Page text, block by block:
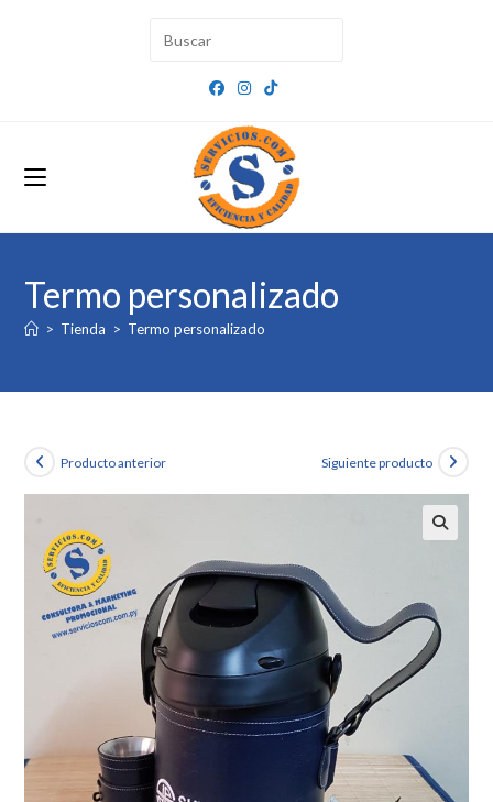
Termo personalizado
> Tienda > Termo personalizado
Producto anterior Siguiente producto